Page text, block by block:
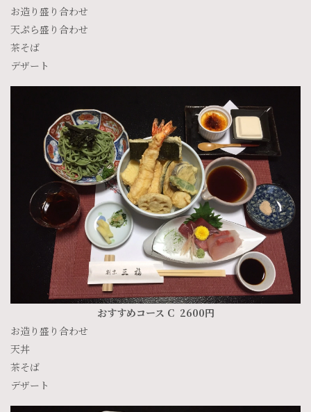
お造り盛り合わせ
天ぷら盛り合わせ
茶そば
デザート
おすすめコース C 2600円
お造り盛り合わせ
天丼
茶そば
デザート